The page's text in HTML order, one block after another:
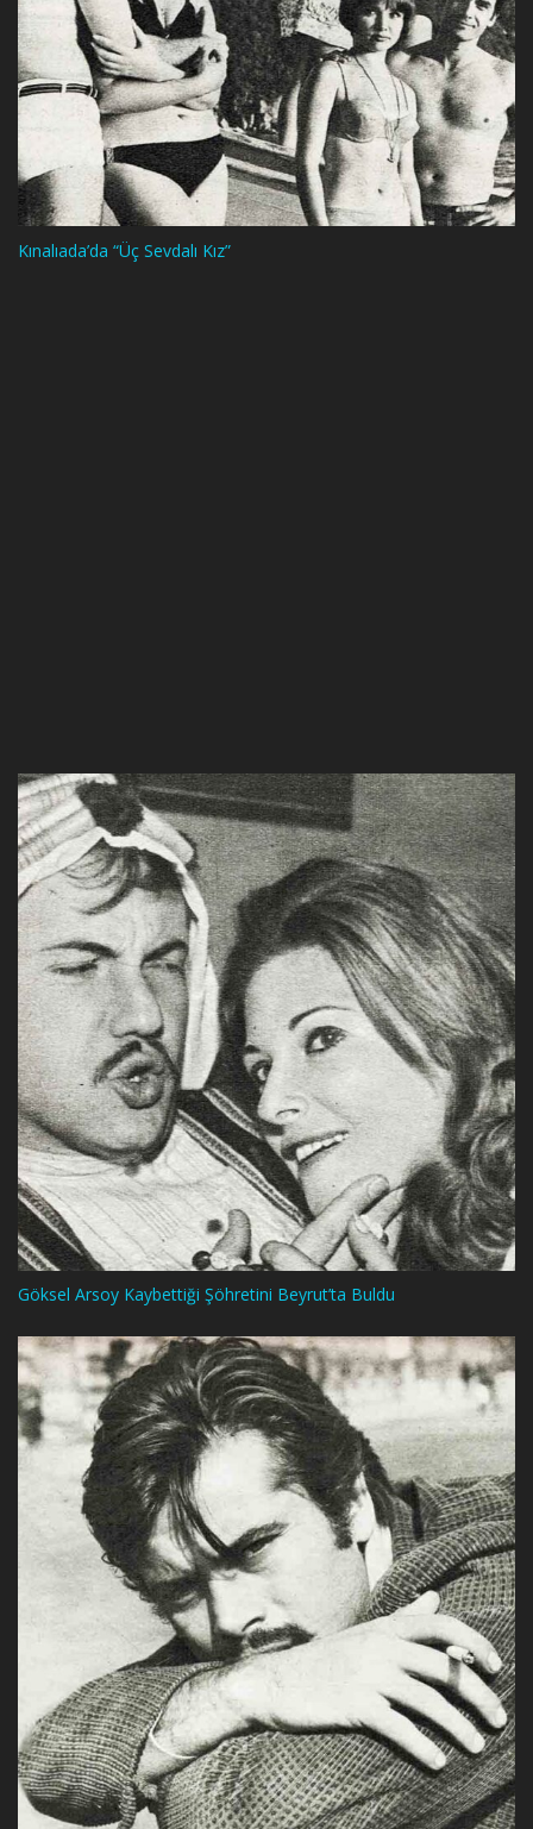
Kınalıada’da “Üç Sevdalı Kız”
Göksel Arsoy Kaybettiği Şöhretini Beyrut’ta Buldu